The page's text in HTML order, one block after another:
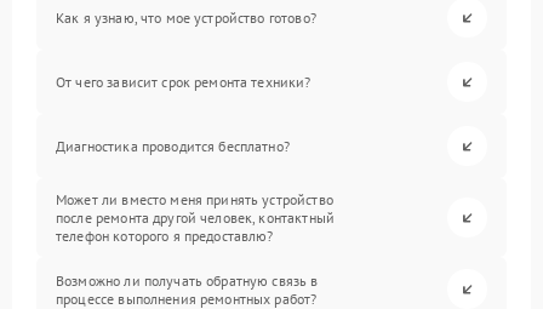
Как я узнаю, что мое устройство готово?
От чего зависит срок ремонта техники?
Диагностика проводится бесплатно?
Может ли вместо меня принять устройство
после ремонта другой человек, контактный
телефон которого я предоставлю?
Возможно ли получать обратную связь в
процессе выполнения ремонтных работ?